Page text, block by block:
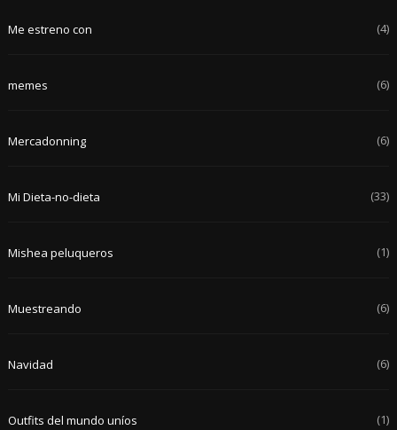
Me estreno con (4)
memes (6)
Mercadonning (6)
Mi Dieta-no-dieta (33)
Mishea peluqueros (1)
Muestreando (6)
Navidad (6)
Outfits del mundo uníos (1)